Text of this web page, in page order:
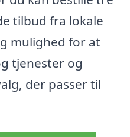
tilbud fra lokale
mulighed for at
tjenester og
der passer til